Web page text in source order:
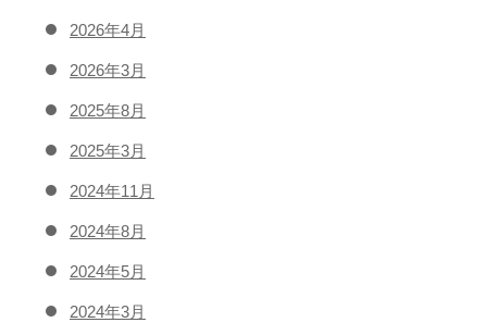
2026年4月
2026年3月
2025年8月
2025年3月
2024年11月
2024年8月
2024年5月
2024年3月